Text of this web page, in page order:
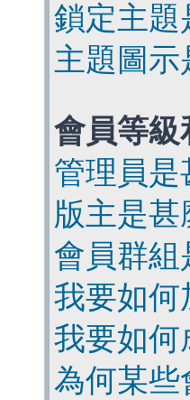
鎖定主題
主題圖示
會員等級
管理員是
版主是甚
會員群組
我要如何
我要如何
為何某些